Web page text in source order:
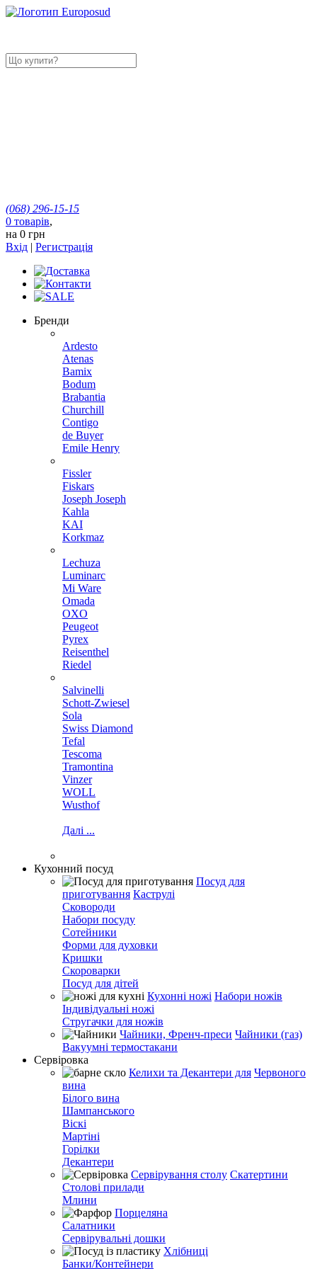
(068) 296-15-15
0 товарів,
на 0 грн
Вхід | Регистрація
Бренди
Ardesto
Atenas
Bamix
Bodum
Brabantia
Churchill
Contigo
de Buyer
Emile Henry
Fissler
Fiskars
Joseph Joseph
Kahla
KAI
Korkmaz
Lechuza
Luminarc
Mi Ware
Omada
OXO
Peugeot
Pyrex
Reisenthel
Riedel
Salvinelli
Schott-Zwiesel
Sola
Swiss Diamond
Tefal
Tescoma
Tramontina
Vinzer
WOLL
Wusthof
Далі ...
Кухонний посуд
Посуд для
приготування Каструлі
Сковороди
Набори посуду
Сотейники
Форми для духовки
Кришки
Скороварки
Посуд для дітей
Кухонні ножі Набори ножів
Індивідуальні ножі
Стругачки для ножів
Чайники, Френч-преси Чайники (газ)
Вакуумні термостакани
Сервіровка
Келихи та Декантери для Червоного
вина
Білого вина
Шампанського
Віскі
Мартіні
Горілки
Декантери
Сервірування столу Скатертини
Столові прилади
Млини
Порцеляна
Салатники
Сервірувальні дошки
Хлібниці
Банки/Контейнери